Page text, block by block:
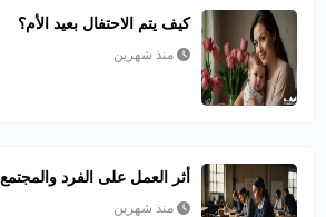
كيف يتم الاحتفال بعيد الأم؟
منذ شهرين
أثر العمل على الفرد والمجتمع
منذ شهرين